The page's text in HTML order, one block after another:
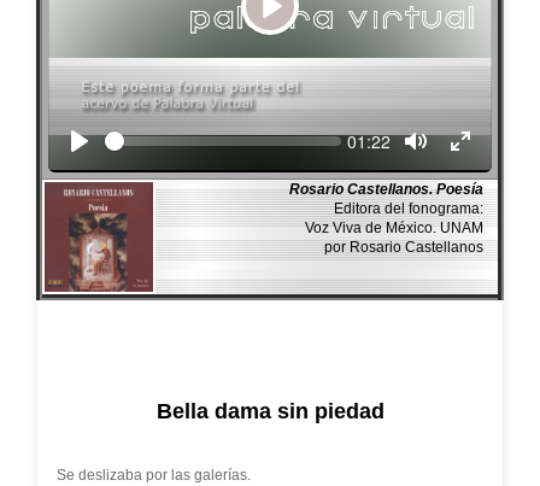
Play
Seek Current
01:22
Rosario Castellanos. Poesía
Editora del fonograma:
Voz Viva de México. UNAM
por Rosario Castellanos
Bella dama sin piedad
Se deslizaba por las galerías.